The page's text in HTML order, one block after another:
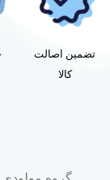
تضمین اصالت
کالا